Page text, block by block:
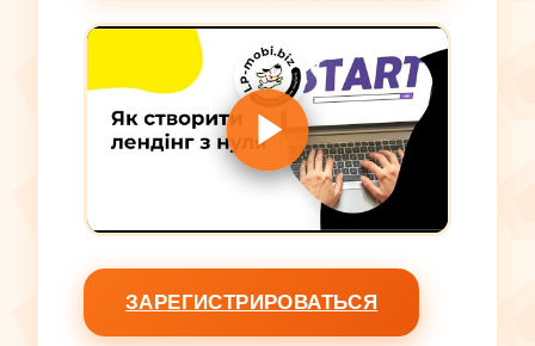
ЗАРЕГИСТРИРОВАТЬСЯ